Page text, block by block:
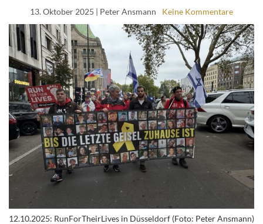
13. Oktober 2025 | Peter Ansmann Keine Kommentare
12.10.2025: RunForTheirLives in Düsseldorf (Foto: Peter Ansmann)